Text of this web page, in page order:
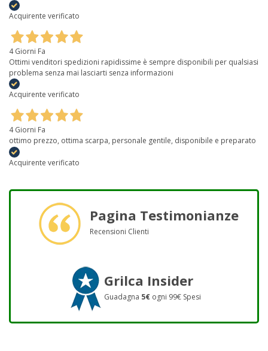
Acquirente verificato
4 Giorni Fa
Ottimi venditori spedizioni rapidissime è sempre disponibili per qualsiasi
problema senza mai lasciarti senza informazioni
Acquirente verificato
4 Giorni Fa
ottimo prezzo, ottima scarpa, personale gentile, disponibile e preparato
Acquirente verificato
Pagina Testimonianze
Recensioni Clienti
Grilca Insider
Guadagna 5€ ogni 99€ Spesi